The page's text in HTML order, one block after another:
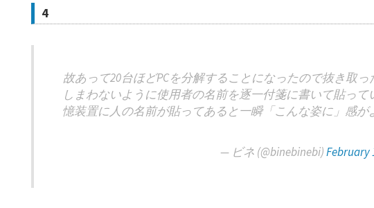
4
故あって20台ほどPCを分解することになったので抜き取
しまわないように使用者の名前を逐一付箋に書いて貼っ
憶装置に人の名前が貼ってあると一瞬「こんな姿に」感
— ビネ (@binebinebi)February